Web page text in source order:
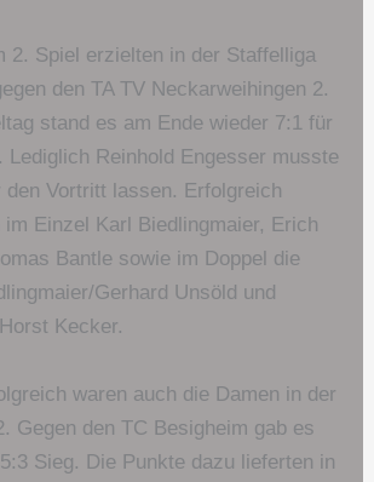
2. Spiel erzielten in der Staffelliga
den TA TV Neckarweihingen 2.
stand es am Ende wieder 7:1 für
Lediglich Reinhold Engesser musste
den Vortritt lassen. Erfolgreich
im Einzel Karl Biedlingmaier, Erich
Bantle sowie im Doppel die
Gerhard Unsöld und
Kecker.
waren auch die Damen in der
Gegen den TC Besigheim gab es
Sieg. Die Punkte dazu lieferten in